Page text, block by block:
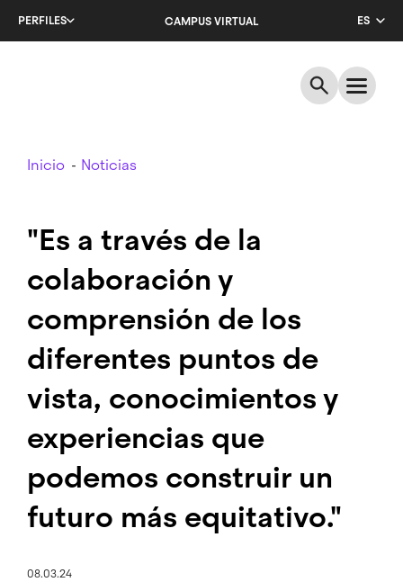
PERFILES CAMPUS VIRTUAL
ES
EN
Breadcrumb
Inicio Noticias
"Es a través de la
colaboración y
comprensión de los
diferentes puntos de
vista, conocimientos y
experiencias que
podemos construir un
futuro más equitativo."
08.03.24